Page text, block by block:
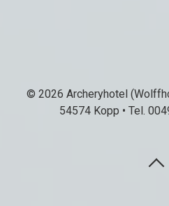
© 2026 Archeryhotel
54574 Kopp • Tel.